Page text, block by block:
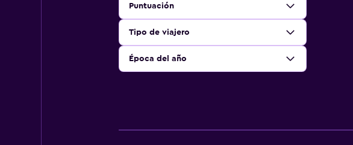
Puntuación
Tipo de viajero
Época del año